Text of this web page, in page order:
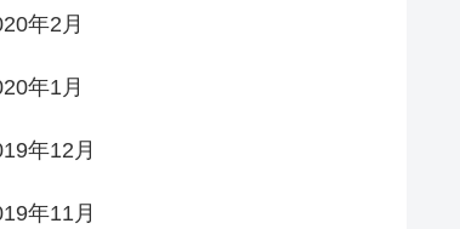
年2月
年1月
年12月
年11月